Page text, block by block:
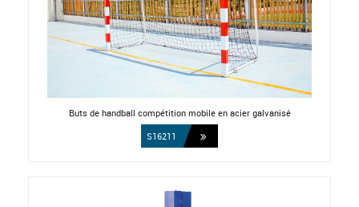
Buts de handball compétition mobile en acier galvanisé
S16211